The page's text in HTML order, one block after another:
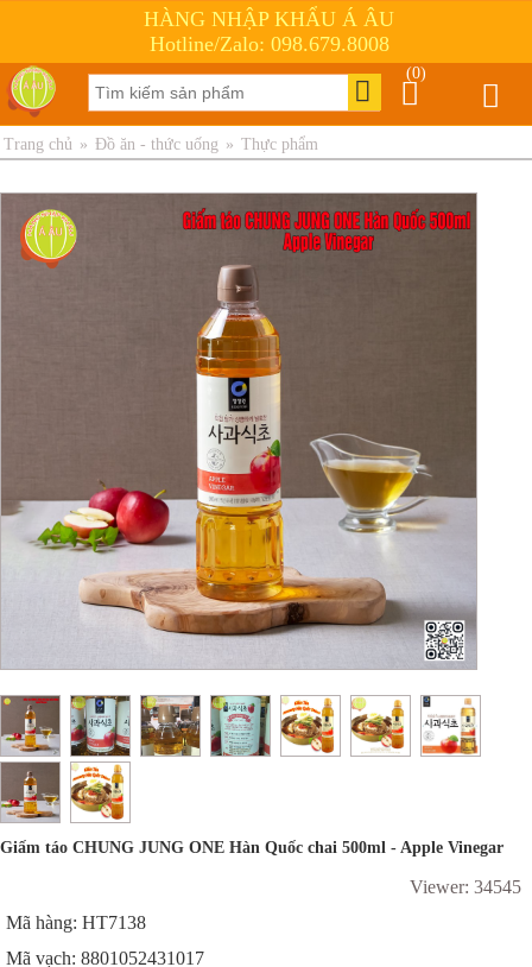
HÀNG NHẬP KHẨU Á ÂU
Hotline/Zalo: 098.679.8008
(0)
Trang chủ » Đồ ăn - thức uống » Thực phẩm
Giấm táo CHUNG JUNG ONE Hàn Quốc chai 500ml - Apple Vinegar
Viewer: 34545
Mã hàng: HT7138
Mã vạch: 8801052431017